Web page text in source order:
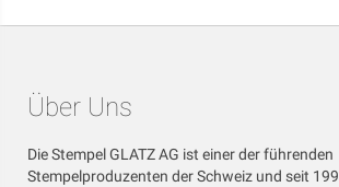
Über Uns
Die Stempel GLATZ AG ist einer der führenden
Stempelproduzenten der Schweiz und seit